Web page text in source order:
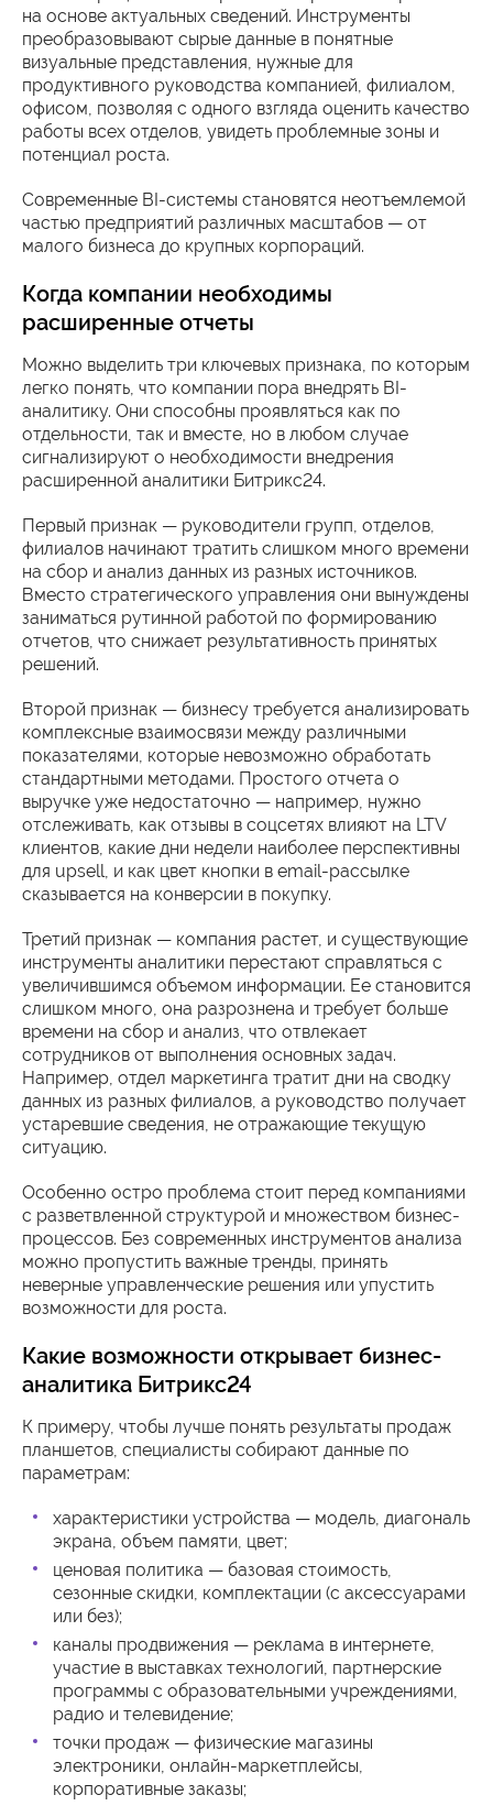
на основе актуальных сведений. Инструменты
преобразовывают сырые данные в понятные
визуальные представления, нужные для
продуктивного руководства компанией, филиалом,
офисом, позволяя с одного взгляда оценить качество
работы всех отделов, увидеть проблемные зоны и
потенциал роста.
Современные BI-системы становятся неотъемлемой
частью предприятий различных масштабов — от
малого бизнеса до крупных корпораций.
Когда компании необходимы
расширенные отчеты
Можно выделить три ключевых признака, по которым
легко понять, что компании пора внедрять BI-
аналитику. Они способны проявляться как по
отдельности, так и вместе, но в любом случае
сигнализируют о необходимости внедрения
расширенной аналитики Битрикс24.
Первый признак — руководители групп, отделов,
филиалов начинают тратить слишком много времени
на сбор и анализ данных из разных источников.
Вместо стратегического управления они вынуждены
заниматься рутинной работой по формированию
отчетов, что снижает результативность принятых
решений.
Второй признак — бизнесу требуется анализировать
комплексные взаимосвязи между различными
показателями, которые невозможно обработать
стандартными методами. Простого отчета о
выручке уже недостаточно — например, нужно
отслеживать, как отзывы в соцсетях влияют на LTV
клиентов, какие дни недели наиболее перспективны
для upsell, и как цвет кнопки в email-рассылке
сказывается на конверсии в покупку.
Третий признак — компания растет, и существующие
инструменты аналитики перестают справляться с
увеличившимся объемом информации. Ее становится
слишком много, она разрознена и требует больше
времени на сбор и анализ, что отвлекает
сотрудников от выполнения основных задач.
Например, отдел маркетинга тратит дни на сводку
данных из разных филиалов, а руководство получает
устаревшие сведения, не отражающие текущую
ситуацию.
Особенно остро проблема стоит перед компаниями
с разветвленной структурой и множеством бизнес-
процессов. Без современных инструментов анализа
можно пропустить важные тренды, принять
неверные управленческие решения или упустить
возможности для роста.
Какие возможности открывает бизнес-
аналитика Битрикс24
К примеру, чтобы лучше понять результаты продаж
планшетов, специалисты собирают данные по
параметрам:
характеристики устройства — модель, диагональ
экрана, объем памяти, цвет;
ценовая политика — базовая стоимость,
сезонные скидки, комплектации (с аксессуарами
или без);
каналы продвижения — реклама в интернете,
участие в выставках технологий, партнерские
программы с образовательными учреждениями,
радио и телевидение;
точки продаж — физические магазины
электроники, онлайн-маркетплейсы,
корпоративные заказы;